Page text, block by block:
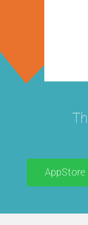
AppStore